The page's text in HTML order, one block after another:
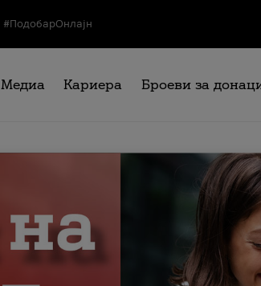
#ПодобарОнлајн
Медиа Кариера Броеви за